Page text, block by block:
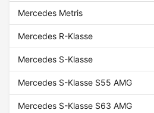
Mercedes Metris
Mercedes R-Klasse
Mercedes S-Klasse
Mercedes S-Klasse S55 AMG
Mercedes S-Klasse S63 AMG